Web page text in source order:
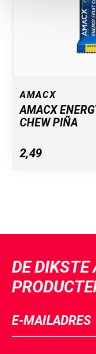
AMACX
AMACX
CHEW PIÑA
2,49
DE DIKSTE